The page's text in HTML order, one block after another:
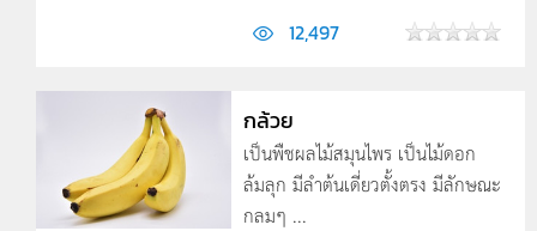
12,497
กล้วย
เป็นพืชผลไม้สมุนไพร เป็นไม้ดอก
ล้มลุก มีลำต้นเดี่ยวตั้งตรง มีลักษณะ
กลมๆ ...